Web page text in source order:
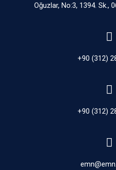
Oğuzlar, No:3, 1394. Sk.,
+90 (312)
+90 (312)